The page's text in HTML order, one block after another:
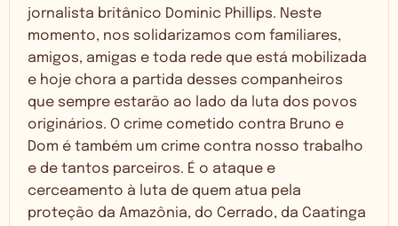
jornalista britânico Dominic Phillips. Neste
momento, nos solidarizamos com familiares,
amigos, amigas e toda rede que está mobilizada
e hoje chora a partida desses companheiros
que sempre estarão ao lado da luta dos povos
originários. O crime cometido contra Bruno e
Dom é também um crime contra nosso trabalho
e de tantos parceiros. É o ataque e
cerceamento à luta de quem atua pela
proteção da Amazônia, do Cerrado, da Caatinga